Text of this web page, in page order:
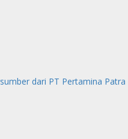
dari PT Pertamina Patra